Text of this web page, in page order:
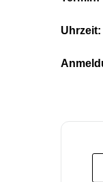
Uhrzeit: